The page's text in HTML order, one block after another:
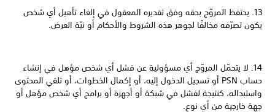
13. يحتفظ المروّج بحقه وفق تقديره المعقول في إلغاء تأهيل أي شخص
يكون تصرّفه مخالفًا لجوهر هذه الشروط والأحكام أو نيّة العرض.
14. لا يتحمّل المروّج أي مسؤولية عن فشل أي شخص مؤهل في إنشاء
حساب PSN أو تسجيل الدخول إليه، أو إكمال الخطوات، أو تلقي المحتوى
واستبداله، كنتيجة لفشل في شبكة أو أجهزة أو برامج أي شخص مؤهل أو
جهة خارجية من أي نوع.